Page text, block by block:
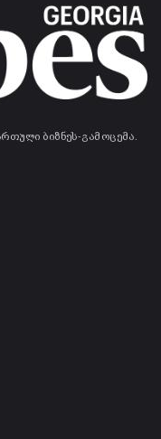
ბიზნეს-გამოცემა.